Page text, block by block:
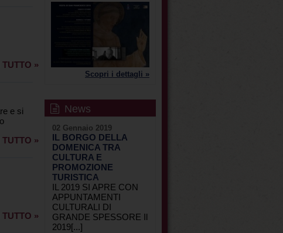
TUTTO »
e si
TUTTO »
TUTTO »
Scopri i dettagli »
News
02 Gennaio 2019
IL BORGO DELLA
DOMENICA TRA
CULTURA E
PROMOZIONE
TURISTICA
IL 2019 SI APRE CON
APPUNTAMENTI
CULTURALI DI
GRANDE SPESSORE Il
2019[...]